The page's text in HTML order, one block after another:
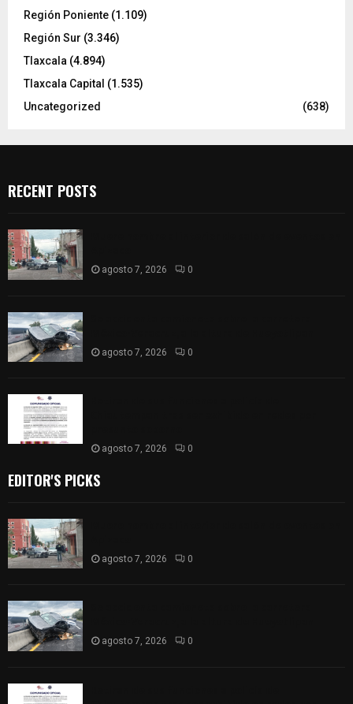
Región Poniente (1.109)
Región Sur (3.346)
Tlaxcala (4.894)
Tlaxcala Capital (1.535)
Uncategorized
(638)
RECENT POSTS
agosto 7, 2026 0
agosto 7, 2026 0
agosto 7, 2026 0
EDITOR'S PICKS
agosto 7, 2026 0
agosto 7, 2026 0